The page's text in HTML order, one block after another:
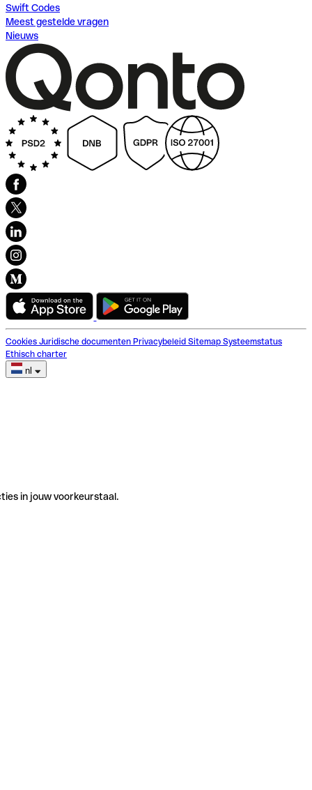
Swift Codes
Meest gestelde vragen
Nieuws
Cookies Juridische documenten Privacybeleid Sitemap Systeemstatus
Ethisch charter
nl
in jouw voorkeurstaal.